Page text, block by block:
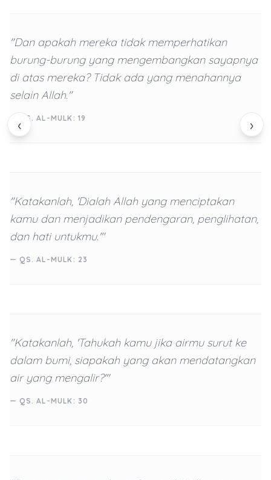
‹ ›
"Dan apakah mereka tidak memperhatikan
burung-burung yang mengembangkan sayapnya
di atas mereka? Tidak ada yang menahannya
selain Allah."
— QS. AL-MULK: 19
"Katakanlah, 'Dialah Allah yang menciptakan
kamu dan menjadikan pendengaran, penglihatan,
dan hati untukmu.'"
— QS. AL-MULK: 23
"Katakanlah, 'Tahukah kamu jika airmu surut ke
dalam bumi, siapakah yang akan mendatangkan
air yang mengalir?'"
— QS. AL-MULK: 30